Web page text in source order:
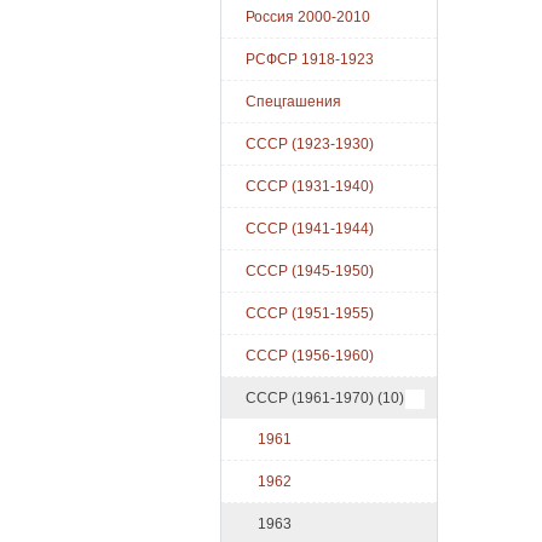
Россия 2000-2010
РСФСР 1918-1923
Спецгашения
СССР (1923-1930)
СССР (1931-1940)
СССР (1941-1944)
СССР (1945-1950)
СССР (1951-1955)
СССР (1956-1960)
СССР (1961-1970) (10)
1961
1962
1963